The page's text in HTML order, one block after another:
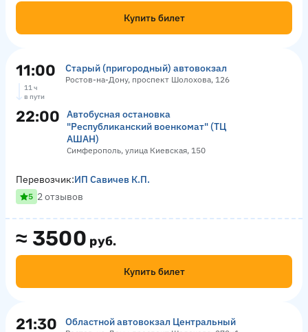
Купить билет
11:00 Старый (пригородный) автовокзал
Ростов-на-Дону, проспект Шолохова, 126
11 ч
в пути
22:00
Автобусная остановка
"Республиканский военкомат" (ТЦ
АШАН)
Симферополь, улица Киевская, 150
≈ 3500 руб.
Купить билет
Перевозчик:ИП Савичев К.П.
5 2 отзывов
21:30 Областной автовокзал Центральный